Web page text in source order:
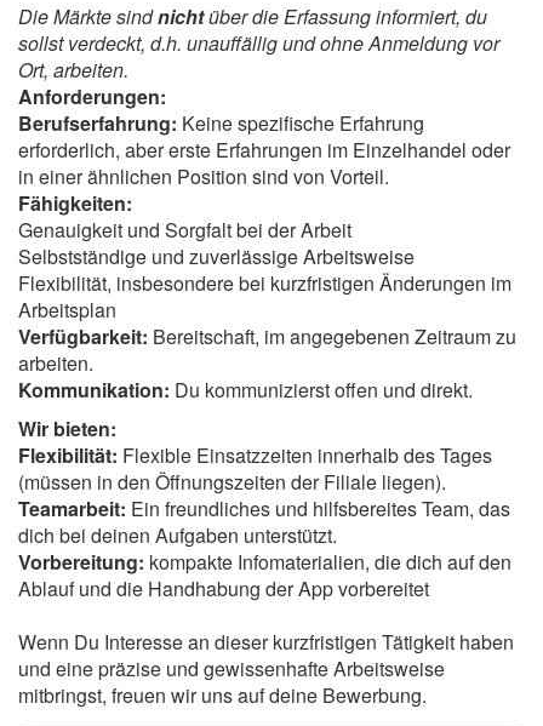
Die Märkte sindnichtüber die Erfassung informiert, du
sollst verdeckt, d.h. unauffällig und ohne Anmeldung vor
Ort, arbeiten.
Anforderungen:
Berufserfahrung: Keine spezifische Erfahrung
erforderlich, aber erste Erfahrungen im Einzelhandel oder
in einer ähnlichen Position sind von Vorteil.
Fähigkeiten:
Genauigkeit und Sorgfalt bei der Arbeit
Selbstständige und zuverlässige Arbeitsweise
Flexibilität, insbesondere bei kurzfristigen Änderungen im
Arbeitsplan
Verfügbarkeit: Bereitschaft, im angegebenen Zeitraum zu
arbeiten.
Kommunikation: Du kommunizierst offen und direkt.
Wir bieten:
Flexibilität: Flexible Einsatzzeiten innerhalb des Tages
(müssen in den Öffnungszeiten der Filiale liegen).
Teamarbeit: Ein freundliches und hilfsbereites Team, das
dich bei deinen Aufgaben unterstützt.
Vorbereitung: kompakte Infomaterialien, die dich auf den
Ablauf und die Handhabung der App vorbereitet
Wenn Du Interesse an dieser kurzfristigen Tätigkeit haben
und eine präzise und gewissenhafte Arbeitsweise
mitbringst, freuen wir uns auf deine Bewerbung.